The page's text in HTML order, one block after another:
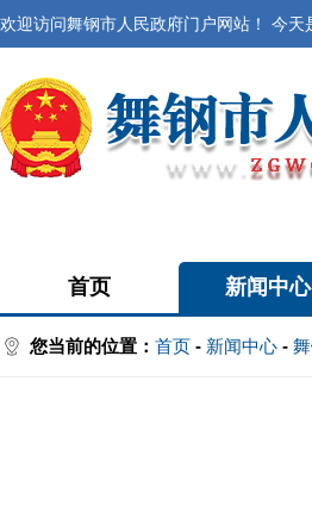
欢迎访问舞钢市人民政府门户网站！ 今天
首页 新闻中心
您当前的位置： 首页 - 新闻中心 -